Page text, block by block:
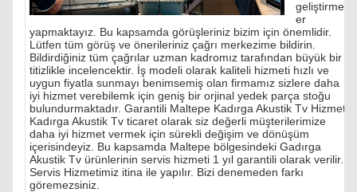
geliştirmel
er
yapmaktayız. Bu kapsamda görüşleriniz bizim için önemlidir.
Lütfen tüm görüş ve önerileriniz çağrı merkezime bildirin.
Bildirdiğiniz tüm çağrılar uzman kadromız tarafından büyük bir
titizlikle incelencektir. İş modeli olarak kaliteli hizmeti hızlı ve
uygun fiyatla sunmayı benimsemiş olan firmamız sizlere daha
iyi hizmet verebilemk için geniş bir orjinal yedek parça stoğu
bulundurmaktadır. Garantili Maltepe Kadırga Akustik Tv Hizmeti
Kadırga Akustik Tv ticaret olarak siz değerli müşterilerimize
daha iyi hizmet vermek için sürekli değişim ve dönüşüm
içerisindeyiz. Bu kapsamda Maltepe bölgesindeki Gadırga
Akustik Tv ürünlerinin servis hizmeti 1 yıl garantili olarak verilir.
Servis Hizmetimiz itina ile yapılır. Bizi denemeden farkı
göremezsiniz.